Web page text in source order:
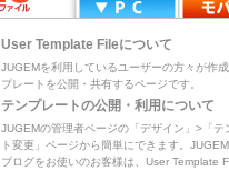
User Template Fileについて
JUGEMを利用しているユーザーの方々が作
プレートを公開・共有するページです。
テンプレートの公開・利用について
JUGEMの管理者ページの「デザイン」>「テ
ト変更」ページから簡単にできます。
ブログをお使いのお客様は、User Template